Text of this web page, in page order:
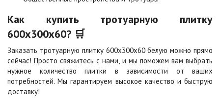
Цена по запросу
Как купить тротуарную плитку
600х300х60? 🛒
Заказать тротуарную плитку 600х300х60 белую можно прямо
сейчас! Просто свяжитесь с нами, и мы поможем вам выбрать
нужное количество плитки в зависимости от ваших
потребностей. Мы гарантируем высокое качество и быструю
доставку!